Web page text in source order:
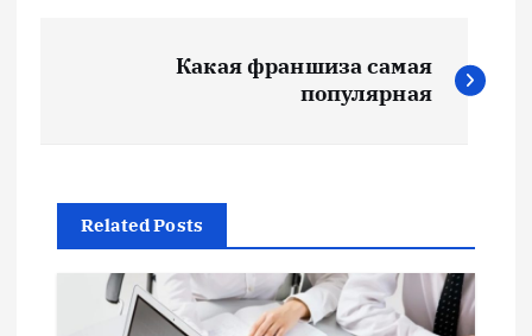
и
г
Какая франшиза самая
популярная
Related Posts